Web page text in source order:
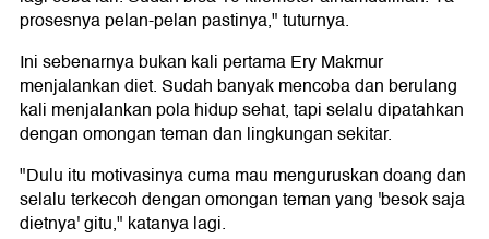
prosesnya pelan-pelan pastinya," tuturnya.
Ini sebenarnya bukan kali pertama Ery Makmur
menjalankan diet. Sudah banyak mencoba dan berulang
kali menjalankan pola hidup sehat, tapi selalu dipatahkan
dengan omongan teman dan lingkungan sekitar.
"Dulu itu motivasinya cuma mau menguruskan doang dan
selalu terkecoh dengan omongan teman yang 'besok saja
dietnya' gitu," katanya lagi.